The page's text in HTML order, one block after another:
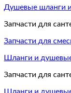
Душевые шланги
Запчасти для
Запчасти для
Шланги и
Запчасти для